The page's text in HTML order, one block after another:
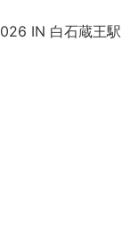
IN 白石蔵王